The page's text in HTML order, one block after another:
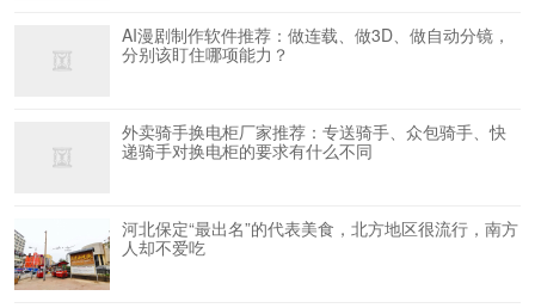
AI漫剧制作软件推荐：做连载、做3D、做自动分镜，
分别该盯住哪项能力？
外卖骑手换电柜厂家推荐：专送骑手、众包骑手、快
递骑手对换电柜的要求有什么不同
河北保定“最出名”的代表美食，北方地区很流行，南方
人却不爱吃